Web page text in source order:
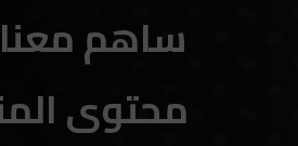
ساهم
محتوى